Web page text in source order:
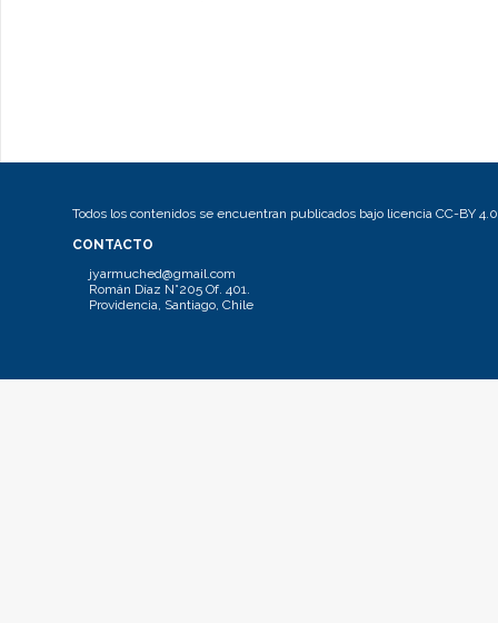
Todos los contenidos se encuentran publicados bajo licencia CC-BY 4.0
CONTACTO
jyarmuched@gmail.com
Román Díaz N°205 Of. 401.
Providencia, Santiago, Chile